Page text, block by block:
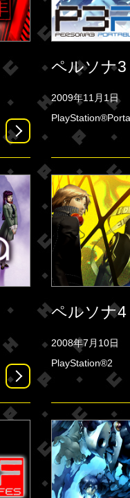
ペルソナ
2009年11月1日
ペルソナ4
2008年7月10日
PlayStation®2